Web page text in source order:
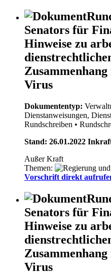
Senators für
Hinweise zu
Virus
Dokumententyp:
Dienstanweisungen,
Rundschreiben •
Stand: 26.01.2022
Außer Kraft
Themen:
Vorschrift direkt
Senators für
Hinweise zu
Virus